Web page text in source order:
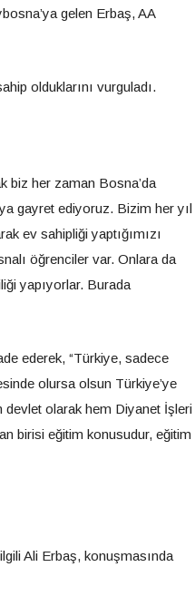
gelen Erbaş, AA
olduklarını vurguladı.
biz her zaman Bosna’da
gayret ediyoruz. Bizim her yıl
ev sahipliği yaptığımızı
öğrenciler var. Onlara da
yapıyorlar. Burada
ederek, “Türkiye, sadece
olursa olsun Türkiye’ye
devlet olarak hem Diyanet İşleri
birisi eğitim konusudur, eğitim
Ali Erbaş, konuşmasında